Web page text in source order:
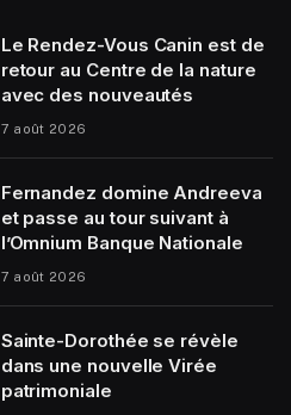
Le Rendez-Vous Canin est de
retour au Centre de la nature
avec des nouveautés
7 août 2026
Fernandez domine Andreeva
et passe au tour suivant à
l’Omnium Banque Nationale
7 août 2026
Sainte-Dorothée se révèle
dans une nouvelle Virée
patrimoniale